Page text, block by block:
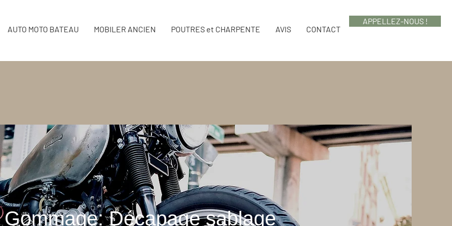
APPELLEZ-NOUS !
AUTO MOTO BATEAU MOBILER ANCIEN POUTRES et CHARPENTE AVIS CONTACT
Décapage sablage